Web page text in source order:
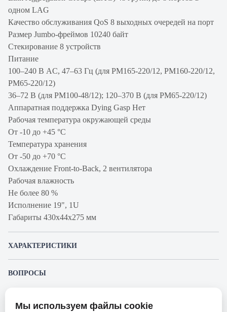
одном LAG
Качество обслуживания QoS 8 выходных очередей на порт
Размер Jumbo-фреймов 10240 байт
Стекирование 8 устройств
Питание
100–240 В AC, 47–63 Гц (для PM165-220/12, PM160-220/12,
PM65-220/12)
36–72 В (для PM100-48/12); 120–370 В (для PM65-220/12)
Аппаратная поддержка Dying Gasp Нет
Рабочая температура окружающей среды
От -10 до +45 °С
Температура хранения
От -50 до +70 °С
Охлаждение Front-to-Back, 2 вентилятора
Рабочая влажность
Не более 80 %
Исполнение 19", 1U
Габариты 430х44х275 мм
ХАРАКТЕРИСТИКИ
ВОПРОСЫ
Представленные изображения и характеристики могут отличаться от реального
Мы используем файлы cookie